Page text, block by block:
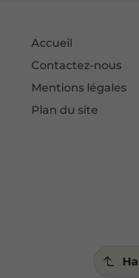
Accueil
Contactez-nous
Mentions légales
Plan du site